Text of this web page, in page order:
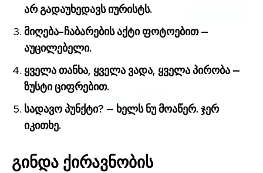
არ გადაუხედავს იურისტს.
მიღება-ჩაბარების აქტი ფოტოებით —
აუცილებელი.
ყველა თანხა, ყველა ვადა, ყველა პირობა —
ზუსტი ციფრებით.
სადავო პუნქტი? — ხელს ნუ მოაწერ. ჯერ
იკითხე.
გინდა ქირავნობის